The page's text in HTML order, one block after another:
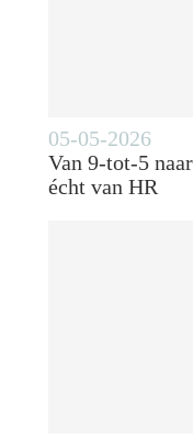
05-05-2026
Van 9-tot-5
écht van HR